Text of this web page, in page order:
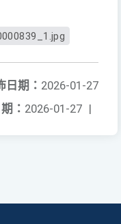
日期： 2026-01-27
： 2026-01-27 |